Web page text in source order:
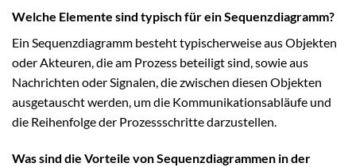
Welche Elemente sind typisch für ein Sequenzdiagramm?
Ein Sequenzdiagramm besteht typischerweise aus Objekten
oder Akteuren, die am Prozess beteiligt sind, sowie aus
Nachrichten oder Signalen, die zwischen diesen Objekten
ausgetauscht werden, um die Kommunikationsabläufe und
die Reihenfolge der Prozessschritte darzustellen.
Was sind die Vorteile von Sequenzdiagrammen in der